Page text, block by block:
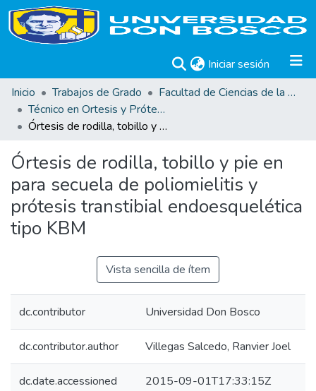
Iniciar sesión (current)
Inicio
Trabajos de Grado
Facultad de Ciencias de la Rehabilitación
Técnico en Ortesis y Prótesis
Órtesis de rodilla, tobillo y pie en para secuela de poliomielitis y prótesis transtibial endoesquelética tipo KBM
Órtesis de rodilla, tobillo y pie en
para secuela de poliomielitis y
prótesis transtibial endoesquelética
tipo KBM
Vista sencilla de ítem
dc.contributor Universidad Don Bosco
dc.contributor.author Villegas Salcedo, Ranvier Joel
dc.date.accessioned 2015-09-01T17:33:15Z